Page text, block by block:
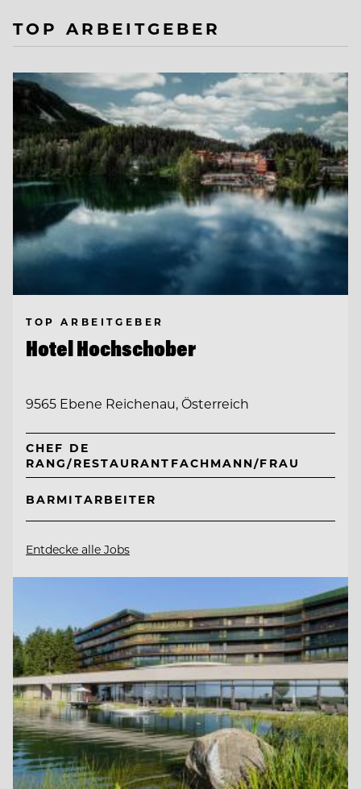
TOP ARBEITGEBER
TOP ARBEITGEBER
Hotel Hochschober
9565 Ebene Reichenau, Österreich
CHEF DE
RANG/RESTAURANTFACHMANN/FRAU
BARMITARBEITER
Entdecke alle Jobs